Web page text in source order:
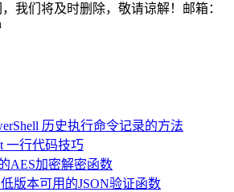
我们将及时删除，敬请谅解！邮箱：
历史执行命令记录的方法
一行代码技巧
AES加密解密函数
版本可用的JSON验证函数